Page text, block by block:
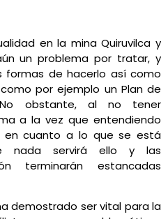
en la mina Quiruvilca y
un problema por tratar, y
formas de hacerlo así como
por ejemplo un Plan de
No obstante, al no tener
a la vez que entendiendo
cuanto a lo que se está
nada servirá ello y las
terminarán estancadas
demostrado ser vital para la